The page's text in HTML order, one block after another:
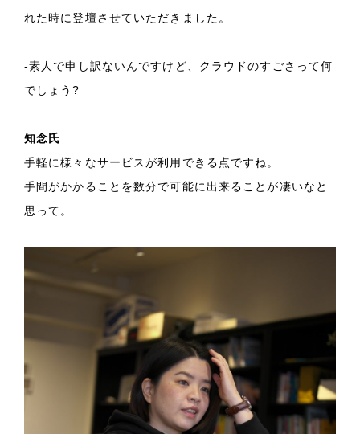
れた時に登壇させていただきました。
-素人で申し訳ないんですけど、クラウドのすごさって何
でしょう?
知念氏
手軽に様々なサービスが利用できる点ですね。
手間がかかることを数分で可能に出来ることが凄いなと
思って。